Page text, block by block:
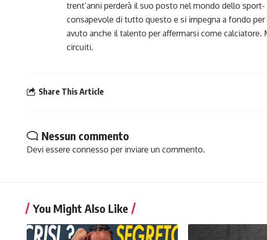
trent’anni perderà il suo posto nel mondo dello
consapevole di tutto questo e si impegna a fondo per
avuto anche il talento per affermarsi come
circuiti.
Share This Article
Nessun commento
Devi essere connesso per inviare un commento.
You Might Also Like